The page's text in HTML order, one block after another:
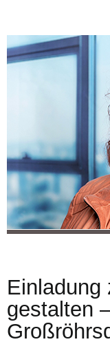
Einladung
gestalten